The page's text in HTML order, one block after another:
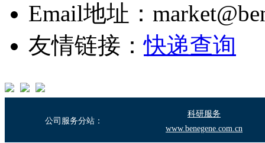
Email地址：
友情链接：快递查询
公司服务分站：
科研服务
www.benegene.com.cn